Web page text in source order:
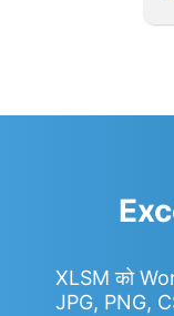
XLSM को
JPG, PNG,